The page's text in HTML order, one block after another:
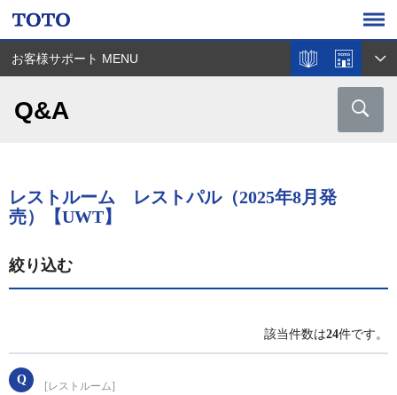
お客様サポート MENU
Q&A
レストルーム レストパル（2025年8月発
売）【UWT】
絞り込む
該当件数は24件です。
[レストルーム]